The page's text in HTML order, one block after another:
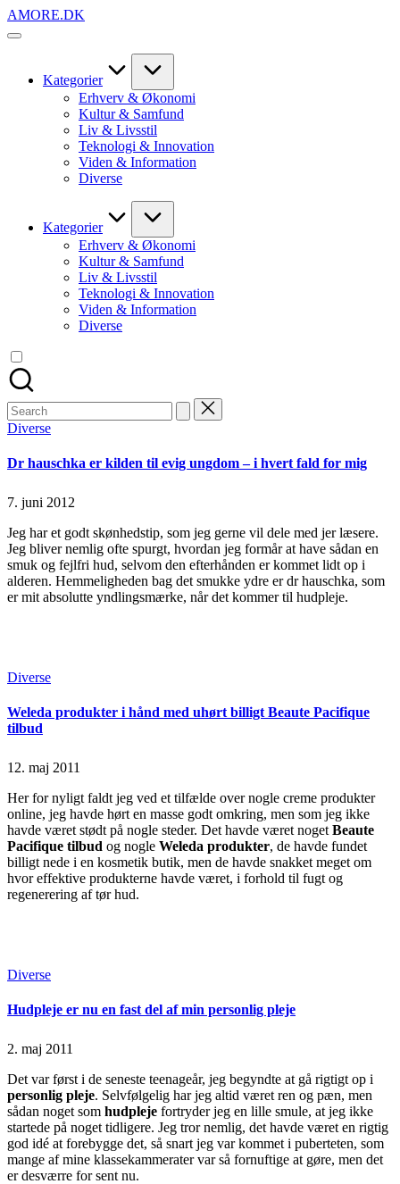
Skip
to
AMORE.DK
For
Kategorier
Erhverv & Økonomi
Kultur & Samfund
Liv & Livsstil
Teknologi & Innovation
Viden & Information
Diverse
Kategorier
Erhverv & Økonomi
Kultur & Samfund
Liv & Livsstil
Teknologi & Innovation
Viden & Information
Diverse
Search
for:
Posted
Diverse
Dr hauschka er kilden til evig ungdom – i hvert fald for mig
7. juni 2012
Jeg har et godt skønhedstip, som jeg gerne vil dele med jer læsere.
Jeg bliver nemlig ofte spurgt, hvordan jeg formår at have sådan en
smuk og fejlfri hud, selvom den efterhånden er kommet lidt op i
alderen. Hemmeligheden bag det smukke ydre er dr hauschka, som
er mit absolutte yndlingsmærke, når det kommer til hudpleje.
Posted
Diverse
Weleda produkter i hånd med uhørt billigt Beaute Pacifique
tilbud
12. maj 2011
Her for nyligt faldt jeg ved et tilfælde over nogle creme produkter
online, jeg havde hørt en masse godt omkring, men som jeg ikke
havde været stødt på nogle steder. Det havde været noget Beaute
Pacifique tilbud og nogle Weleda produkter, de havde fundet
billigt nede i en kosmetik butik, men de havde snakket meget om
hvor effektive produkterne havde været, i forhold til fugt og
regenerering af tør hud.
Posted
Diverse
Hudpleje er nu en fast del af min personlig pleje
2. maj 2011
Det var først i de seneste teenageår, jeg begyndte at gå rigtigt op i
personlig pleje. Selvfølgelig har jeg altid været ren og pæn, men
sådan noget som hudpleje fortryder jeg en lille smule, at jeg ikke
startede på noget tidligere. Jeg tror nemlig, det havde været en rigtig
god idé at forebygge det, så snart jeg var kommet i puberteten, som
mange af mine klassekammerater var så fornuftige at gøre, men det
er desværre for sent nu.